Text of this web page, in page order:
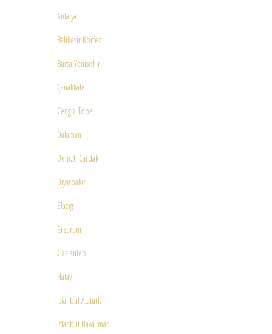
Antalya
Balıkesir Körfez
Bursa Yenisehir
Çanakkale
Cengiz Topel
Dalaman
Denizli Cardak
Diyarbakir
Elazıg
Erzurum
Gaziantep
Hatay
Istanbul Ataturk
Istanbul Havalimani